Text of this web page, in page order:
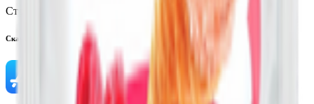
Страна производства:
Республика Беларусь
Скачать приложение